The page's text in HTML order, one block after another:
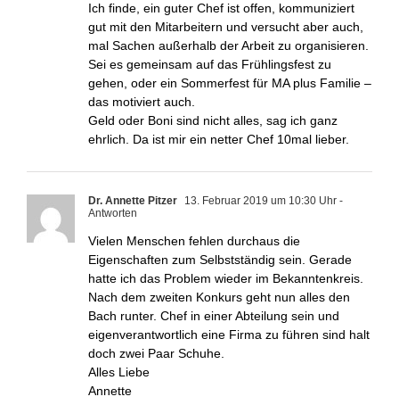
Ich finde, ein guter Chef ist offen, kommuniziert
gut mit den Mitarbeitern und versucht aber auch,
mal Sachen außerhalb der Arbeit zu organisieren.
Sei es gemeinsam auf das Frühlingsfest zu
gehen, oder ein Sommerfest für MA plus Familie –
das motiviert auch.
Geld oder Boni sind nicht alles, sag ich ganz
ehrlich. Da ist mir ein netter Chef 10mal lieber.
Dr. Annette Pitzer 13. Februar 2019 um 10:30 Uhr -
Antworten
Vielen Menschen fehlen durchaus die
Eigenschaften zum Selbstständig sein. Gerade
hatte ich das Problem wieder im Bekanntenkreis.
Nach dem zweiten Konkurs geht nun alles den
Bach runter. Chef in einer Abteilung sein und
eigenverantwortlich eine Firma zu führen sind halt
doch zwei Paar Schuhe.
Alles Liebe
Annette